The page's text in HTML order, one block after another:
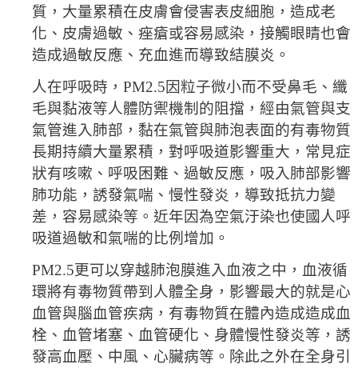
質，大量累積在皮膚會侵害表皮細胞，造成老
化、皮膚過敏、痤瘡或容易感染，接觸眼睛也會
造成過敏反應、充血進而導致結膜炎。
人在呼吸時，PM2.5因粒子微小而不受鼻毛、纖
毛與黏液等人體防禦機制的阻擋，經由氣管與支
氣管進入肺部，黏在氣管與肺泡表面的有毒物質
長期持續大量累積，對呼吸道影響重大，常見症
狀有咳嗽、呼吸困難、過敏反應，吸入肺部影響
肺功能，誘發氣喘、慢性發炎，導致抵抗力變
差，容易感染等。近年因為空氣汙染也使國人呼
吸道過敏和氣喘的比例增加。
PM2.5更可以穿越肺泡膜進入血液之中，血液循
環將有毒物質帶到人體全身，影響最大的就是心
血管與腦血管疾病，有毒物質在體內造成造成血
栓、血管堵塞、血管硬化、身體慢性發炎等，誘
發高血壓、中風、心臟病等。除此之外在全身引